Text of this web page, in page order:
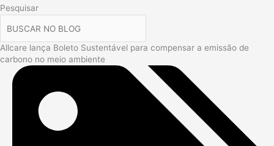
Pesquisar
Allcare lança Boleto Sustentável para compensar a emissão de
carbono no meio ambiente